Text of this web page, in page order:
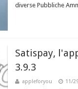
diverse Pubbliche
Satispay,
3.9.3
appleforyou 11/